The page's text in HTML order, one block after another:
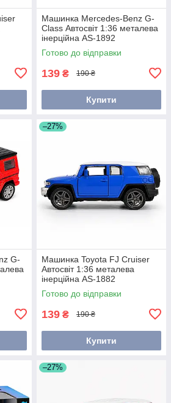
Машинка Mercedes-Benz G-
Class Автосвіт 1:36 металева
інерційна AS-1892
Готово до відправки
139 ₴ 190 ₴
Купити
G-
–27%
Машинка Toyota FJ Cruiser
Автосвіт 1:36 металева
інерційна AS-1882
Готово до відправки
139 ₴ 190 ₴
Купити
–27%